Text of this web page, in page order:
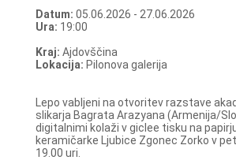
Datum: 05.06.2026 - 27.06.2026
Ura: 19:00
Kraj: Ajdovščina
Lokacija: Pilonova galerija
Lepo vabljeni na otvoritev razstave
slikarja Bagrata Arazyana (Armenija/
digitalnimi kolaži v giclee tisku na
keramičarke Ljubice Zgonec Zorko v
19.00 uri.